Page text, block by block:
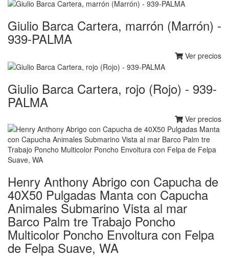
Giulio Barca Cartera, marrón (Marrón) -
939-PALMA
Ver precios
Giulio Barca Cartera, rojo (Rojo) - 939-
PALMA
Ver precios
Henry Anthony Abrigo con Capucha de
40X50 Pulgadas Manta con Capucha
Animales Submarino Vista al mar
Barco Palm tre Trabajo Poncho
Multicolor Poncho Envoltura con Felpa
de Felpa Suave, WA